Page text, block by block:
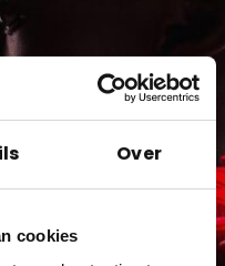
Over
cookies